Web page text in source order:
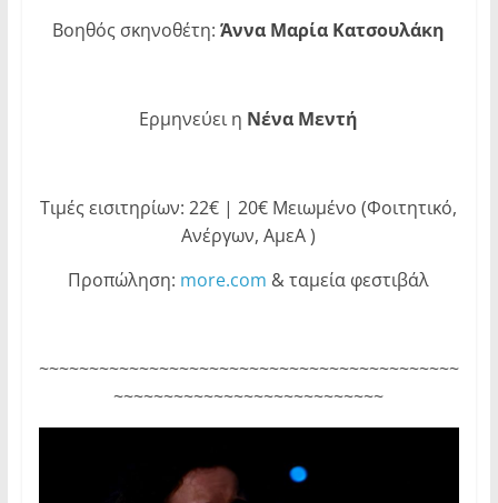
Βοηθός σκηνοθέτη:Άννα Μαρία Κατσουλάκη
Ερμηνεύει η Νένα Μεντή
Τιμές εισιτηρίων: 22€ | 20€ Μειωμένο (Φοιτητικό,
Ανέργων, ΑμεΑ )
Προπώληση: more.com & ταμεία φεστιβάλ
~~~~~~~~~~~~~~~~~~~~~~~~~~~~~~~~~~~~~~~~~~
~~~~~~~~~~~~~~~~~~~~~~~~~~~